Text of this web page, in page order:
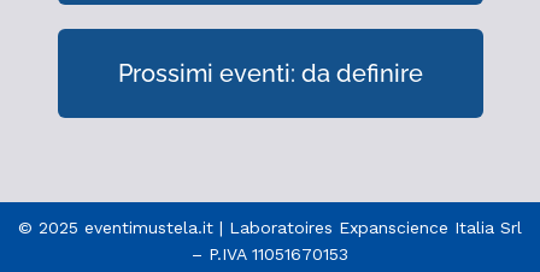
Prossimi eventi: da definire
© 2025 eventimustela.it | Laboratoires Expanscience Italia Srl
– P.IVA 11051670153